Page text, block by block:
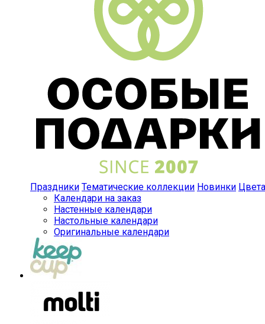
Праздники Тематические коллекции Новинки Цвета
Календари на заказ
Настенные календари
Настольные календари
Оригинальные календари